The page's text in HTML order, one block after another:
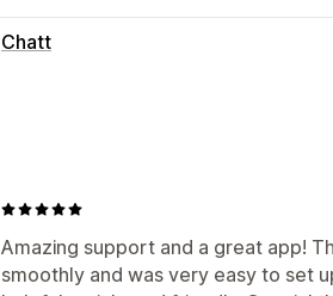
Chatt
Hälsningar
Anpassning
Amazing support and a great app!
smoothly and was very easy to set